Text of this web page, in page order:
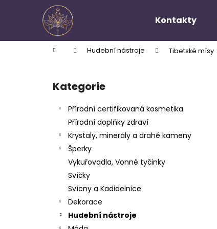
Kontakty
Domů Hudební nástroje Tibetské mísy
Přeskočit
kategorie
Kategorie
Přírodní certifikovaná kosmetika
Přírodní doplňky zdraví
Krystaly, minerály a drahé kameny
Šperky
Vykuřovadla, Vonné tyčinky
Svíčky
Svícny a Kadidelnice
Dekorace
Hudební nástroje
í
Zpět
do
Zpět
do